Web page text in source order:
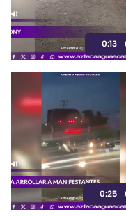
0:13
0:25